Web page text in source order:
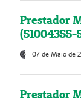
Prestador
(51004355-
07 de Maio de
Prestador